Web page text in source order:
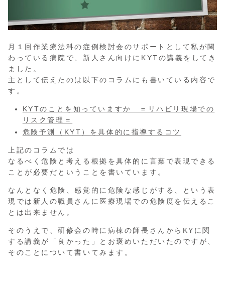
月１回作業療法科の症例検討会のサポートとして私が関
わっている病院で、新人さん向けにKYTの講義をしてき
ました。
主として伝えたのは以下のコラムにも書いている内容で
す。
KYTのことを知っていますか ＝リハビリ現場での
リスク管理＝
危険予測（KYT）を具体的に指導するコツ
上記のコラムでは
なるべく危険と考える根拠を具体的に言葉で表現できる
ことが必要だということを書いています。
なんとなく危険、感覚的に危険な感じがする、という表
現では新人の職員さんに医療現場での危険度を伝えるこ
とは出来ません。
そのうえで、研修会の時に病棟の師長さんからKYに関
する講義が「良かった」とお褒めいただいたのですが、
そのことについて書いてみます。